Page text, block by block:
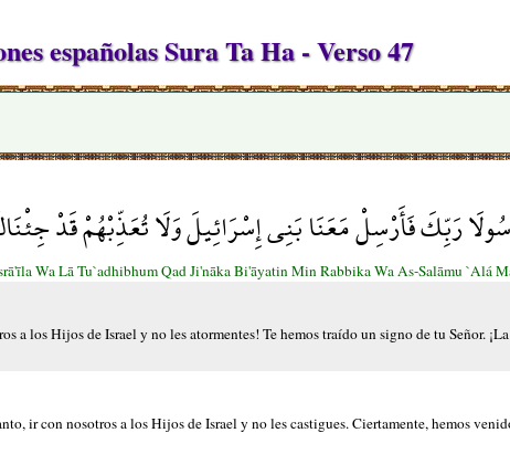
españolas Sura Ta Ha - Verso 47
رَسُولَا رَبِّكَ فَأَرْسِلْ مَعَنَا بَنِي إِسْرَائِيلَ وَلَا تُعَذِّبْهُمْ قَدْ
Wa Lā Tu`adhibhum Qad Ji'nāka Bi'āyatin Min Rabbika Wa As-Salāmu `Alá
a los Hijos de Israel y no les atormentes! Te hemos traído un signo de tu Señor.
ir con nosotros a los Hijos de Israel y no les castigues. Ciertamente, hemos